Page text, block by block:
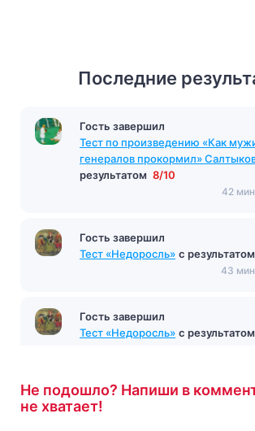
Последние
Гость завершил
Тест по произведению «Как
генералов прокормил»
результатом 8/10
42
Гость завершил
Тест «Недоросль» с результатом
43
Гость завершил
Тест «Недоросль» с результатом
Не подошло? Напиши в
не хватает!